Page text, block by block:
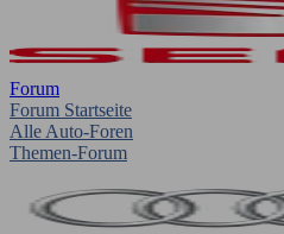
Forum
Forum Startseite
Alle Auto-Foren
Themen-Forum